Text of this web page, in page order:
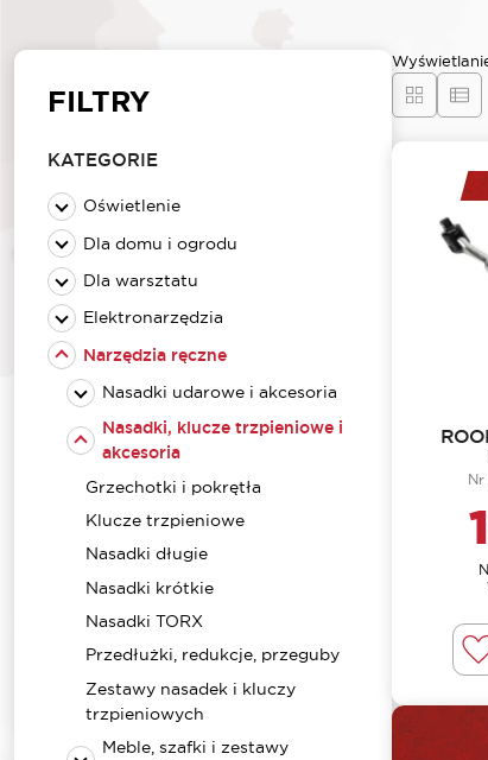
FILTRY
KATEGORIE
Oświetlenie
Dla domu i ogrodu
Dla warsztatu
Elektronarzędzia
Narzędzia ręczne
Nasadki udarowe i akcesoria
Nasadki, klucze trzpieniowe i
akcesoria
Grzechotki i pokrętła
Klucze trzpieniowe
Nasadki długie
Nasadki krótkie
Nasadki TORX
Przedłużki, redukcje, przeguby
Zestawy nasadek i kluczy
trzpieniowych
Meble, szafki i zestawy